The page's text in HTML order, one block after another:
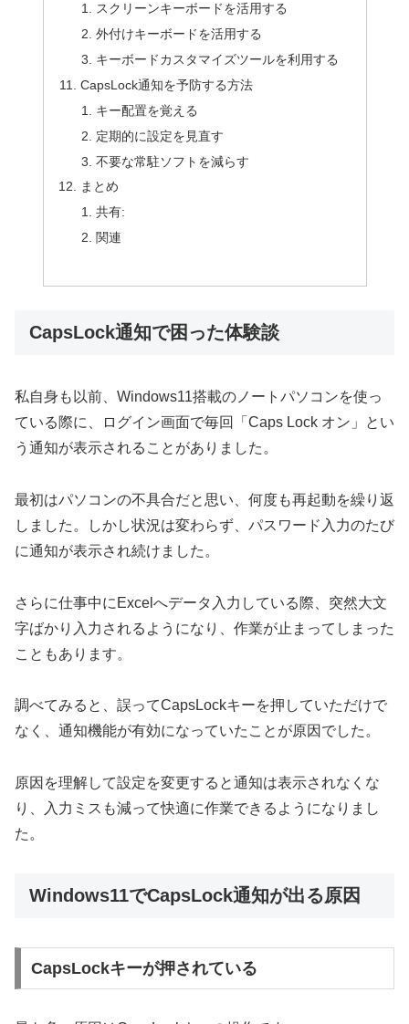
スクリーンキーボードを活用する
外付けキーボードを活用する
キーボードカスタマイズツールを利用する
CapsLock通知を予防する方法
キー配置を覚える
定期的に設定を見直す
不要な常駐ソフトを減らす
まとめ
共有:
関連
CapsLock通知で困った体験談
私自身も以前、Windows11搭載のノートパソコンを使っ
ている際に、ログイン画面で毎回「Caps Lock オン」とい
う通知が表示されることがありました。
最初はパソコンの不具合だと思い、何度も再起動を繰り返
しました。しかし状況は変わらず、パスワード入力のたび
に通知が表示され続けました。
さらに仕事中にExcelへデータ入力している際、突然大文
字ばかり入力されるようになり、作業が止まってしまった
こともあります。
調べてみると、誤ってCapsLockキーを押していただけで
なく、通知機能が有効になっていたことが原因でした。
原因を理解して設定を変更すると通知は表示されなくな
り、入力ミスも減って快適に作業できるようになりまし
た。
Windows11でCapsLock通知が出る原因
CapsLockキーが押されている